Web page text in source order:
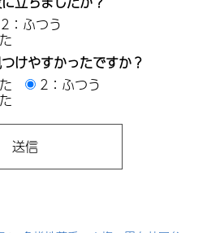
2：ふつう
けやすかったですか？
2：ふつう